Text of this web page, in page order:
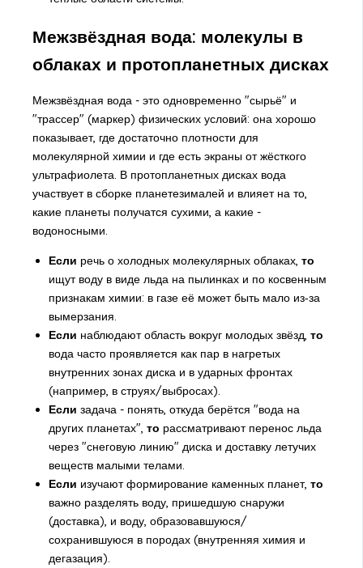
Межзвёздная вода: молекулы в
облаках и протопланетных дисках
Межзвёздная вода - это одновременно "сырьё" и
"трассер" (маркер) физических условий: она хорошо
показывает, где достаточно плотности для
молекулярной химии и где есть экраны от жёсткого
ультрафиолета. В протопланетных дисках вода
участвует в сборке планетезималей и влияет на то,
какие планеты получатся сухими, а какие -
водоносными.
Если речь о холодных молекулярных облаках, то
ищут воду в виде льда на пылинках и по косвенным
признакам химии: в газе её может быть мало из‑за
вымерзания.
Если наблюдают область вокруг молодых звёзд, то
вода часто проявляется как пар в нагретых
внутренних зонах диска и в ударных фронтах
(например, в струях/выбросах).
Если задача - понять, откуда берётся "вода на
других планетах", то рассматривают перенос льда
через "снеговую линию" диска и доставку летучих
веществ малыми телами.
Если изучают формирование каменных планет, то
важно разделять воду, пришедшую снаружи
(доставка), и воду, образовавшуюся/
сохранившуюся в породах (внутренняя химия и
дегазация).